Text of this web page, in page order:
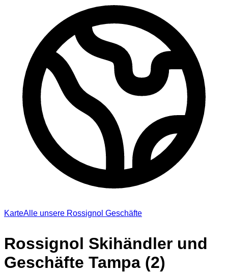
KarteAlle unsere Rossignol Geschäfte
Rossignol Skihändler und
Geschäfte Tampa (2)